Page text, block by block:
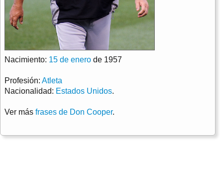
Nacimiento: 15 de enero de 1957
Profesión: Atleta
Nacionalidad: Estados Unidos.
Ver más frases de Don Cooper.